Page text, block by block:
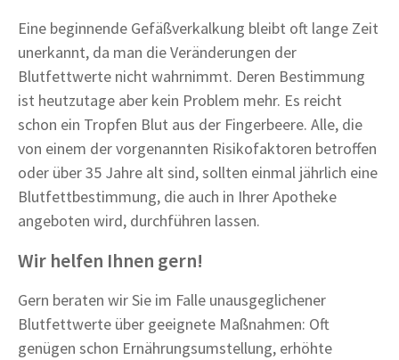
Eine beginnende Gefäßverkalkung bleibt oft lange Zeit
unerkannt, da man die Veränderungen der
Blutfettwerte nicht wahrnimmt. Deren Bestimmung
ist heutzutage aber kein Problem mehr. Es reicht
schon ein Tropfen Blut aus der Fingerbeere. Alle, die
von einem der vorgenannten Risikofaktoren betroffen
oder über 35 Jahre alt sind, sollten einmal jährlich eine
Blutfettbestimmung, die auch in Ihrer Apotheke
angeboten wird, durchführen lassen.
Wir helfen Ihnen gern!
Gern beraten wir Sie im Falle unausgeglichener
Blutfettwerte über geeignete Maßnahmen: Oft
genügen schon Ernährungsumstellung, erhöhte